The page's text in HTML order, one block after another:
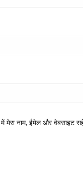
मेरा नाम, ईमेल और वेबसाइट